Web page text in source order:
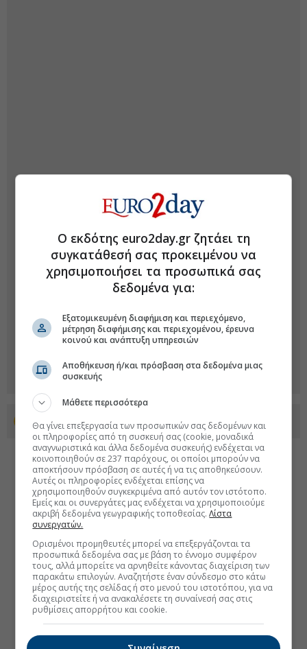
Προσθέστε το euro2day.gr στο Discover
Ο εκδότης euro2day.gr ζητάει τη
συγκατάθεσή σας προκειμένου να
χρησιμοποιήσει τα προσωπικά σας
δεδομένα για:
Εξατομικευμένη διαφήμιση και περιεχόμενο,
μέτρηση διαφήμισης και περιεχομένου, έρευνα
κοινού και ανάπτυξη υπηρεσιών
Αποθήκευση ή/και πρόσβαση στα δεδομένα μιας
συσκευής
Μάθετε περισσότερα
Θα γίνει επεξεργασία των προσωπικών σας δεδομένων και
οι πληροφορίες από τη συσκευή σας (cookie, μοναδικά
αναγνωριστικά και άλλα δεδομένα συσκευής) ενδέχεται να
κοινοποιηθούν σε 237 παρόχους, οι οποίοι μπορούν να
αποκτήσουν πρόσβαση σε αυτές ή να τις αποθηκεύσουν.
Αυτές οι πληροφορίες ενδέχεται επίσης να
χρησιμοποιηθούν συγκεκριμένα από αυτόν τον ιστότοπο.
Εμείς και οι συνεργάτες μας ενδέχεται να χρησιμοποιούμε
ακριβή δεδομένα γεωγραφικής τοποθεσίας.Λίστα
συνεργατών.
Ορισμένοι προμηθευτές μπορεί να επεξεργάζονται τα
προσωπικά δεδομένα σας με βάση το έννομο συμφέρον
τους, αλλά μπορείτε να αρνηθείτε κάνοντας διαχείριση των
παρακάτω επιλογών. Αναζητήστε έναν σύνδεσμο στο κάτω
μέρος αυτής της σελίδας ή στο μενού του ιστοτόπου, για να
διαχειριστείτε ή να ανακαλέσετε τη συναίνεσή σας στις
ρυθμίσεις απορρήτου και cookie.